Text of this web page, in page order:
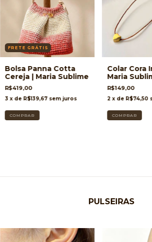
FRETE GRÁTIS
Bolsa Panna Cotta
Cereja | Maria Sublime
R$419,00
3 x de R$139,67 sem juros
Colar Cora
Maria
R$149,00
2 x de R$74,50
PULSEIRAS